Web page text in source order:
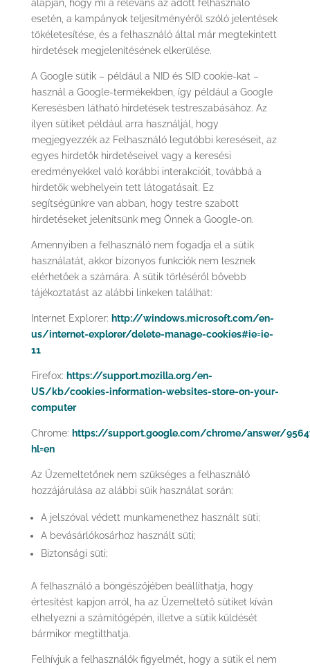
alapján, hogy mi a releváns az adott felhasználó
esetén, a kampányok teljesítményéről szóló jelentések
tökéletesítése, és a felhasználó által már megtekintett
hirdetések megjelenítésének elkerülése.
A Google sütik – például a NID és SID cookie-kat –
használ a Google-termékekben, így például a Google
Keresésben látható hirdetések testreszabásához. Az
ilyen sütiket például arra használjál, hogy
megjegyezzék az Felhasználó legutóbbi kereséseit, az
egyes hirdetők hirdetéseivel vagy a keresési
eredményekkel való korábbi interakcióit, továbbá a
hirdetők webhelyein tett látogatásait. Ez
segítségünkre van abban, hogy testre szabott
hirdetéseket jelenítsünk meg Önnek a Google-on.
Amennyiben a felhasználó nem fogadja el a sütik
használatát, akkor bizonyos funkciók nem lesznek
elérhetőek a számára. A sütik törléséről bővebb
tájékoztatást az alábbi linkeken találhat:
Internet Explorer: http://windows.microsoft.com/en-
us/internet-explorer/delete-manage-cookies#ie=ie-
11
Firefox: https://support.mozilla.org/en-
US/kb/cookies-information-websites-store-on-your-
computer
Chrome: https://support.google.com/chrome/answer/
hl=en
Az Üzemeltetőnek nem szükséges a felhasználó
hozzájárulása az alábbi süik használat során:
A jelszóval védett munkamenethez használt süti;
A bevásárlókosárhoz használt süti;
Biztonsági süti;
A felhasználó a böngészőjében beállíthatja, hogy
értesítést kapjon arról, ha az Üzemeltető sütiket kíván
elhelyezni a számítógépén, illetve a sütik küldését
bármikor megtilthatja.
Felhívjuk a felhasználók figyelmét, hogy a sütik el nem